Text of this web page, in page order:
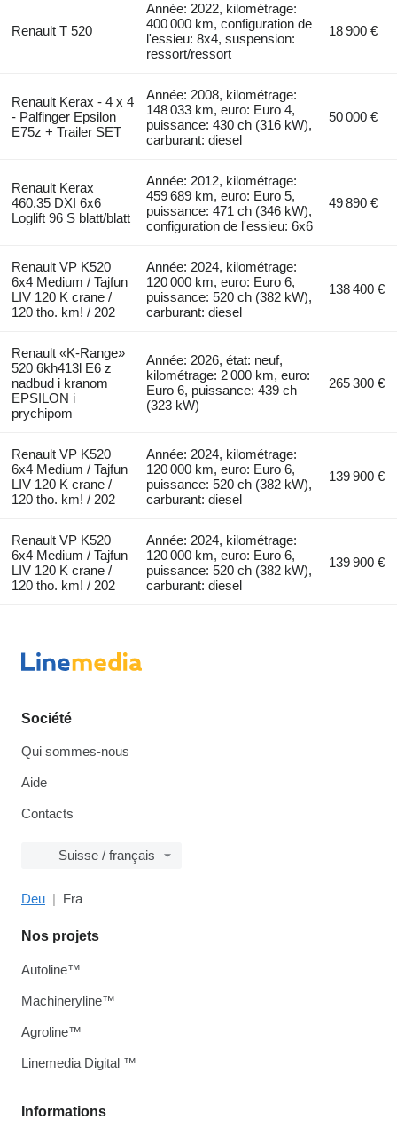
Renault T 520
Année: 2022, kilométrage:
400 000 km, configuration de
l'essieu: 8x4, suspension:
ressort/ressort
18 900 €
Renault Kerax - 4 x 4
- Palfinger Epsilon
E75z + Trailer SET
Année: 2008, kilométrage:
148 033 km, euro: Euro 4,
puissance: 430 ch (316 kW),
carburant: diesel
50 000 €
Renault Kerax
460.35 DXI 6x6
Loglift 96 S blatt/blatt
Année: 2012, kilométrage:
459 689 km, euro: Euro 5,
puissance: 471 ch (346 kW),
configuration de l'essieu: 6x6
49 890 €
Renault VP K520
6x4 Medium / Tajfun
LIV 120 K crane /
120 tho. km! / 202
Année: 2024, kilométrage:
120 000 km, euro: Euro 6,
puissance: 520 ch (382 kW),
carburant: diesel
138 400 €
Renault «K-Range»
520 6kh413l E6 z
nadbud i kranom
EPSILON i
prychipom
Année: 2026, état: neuf,
kilométrage: 2 000 km, euro:
Euro 6, puissance: 439 ch
(323 kW)
265 300 €
Renault VP K520
6x4 Medium / Tajfun
LIV 120 K crane /
120 tho. km! / 202
Année: 2024, kilométrage:
120 000 km, euro: Euro 6,
puissance: 520 ch (382 kW),
carburant: diesel
139 900 €
Renault VP K520
6x4 Medium / Tajfun
LIV 120 K crane /
120 tho. km! / 202
Année: 2024, kilométrage:
120 000 km, euro: Euro 6,
puissance: 520 ch (382 kW),
carburant: diesel
139 900 €
Société
Qui sommes-nous
Aide
Contacts
Suisse / français
Deu Fra
Informations
Nos projets
Autoline™
Machineryline™
Agroline™
Linemedia Digital ™